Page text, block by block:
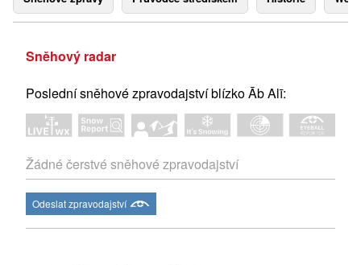
Sněhový radar
Poslední sněhové zpravodajství blízko Āb Alī:
Žádné čerstvé sněhové zpravodajství
Odeslat zpravodajství